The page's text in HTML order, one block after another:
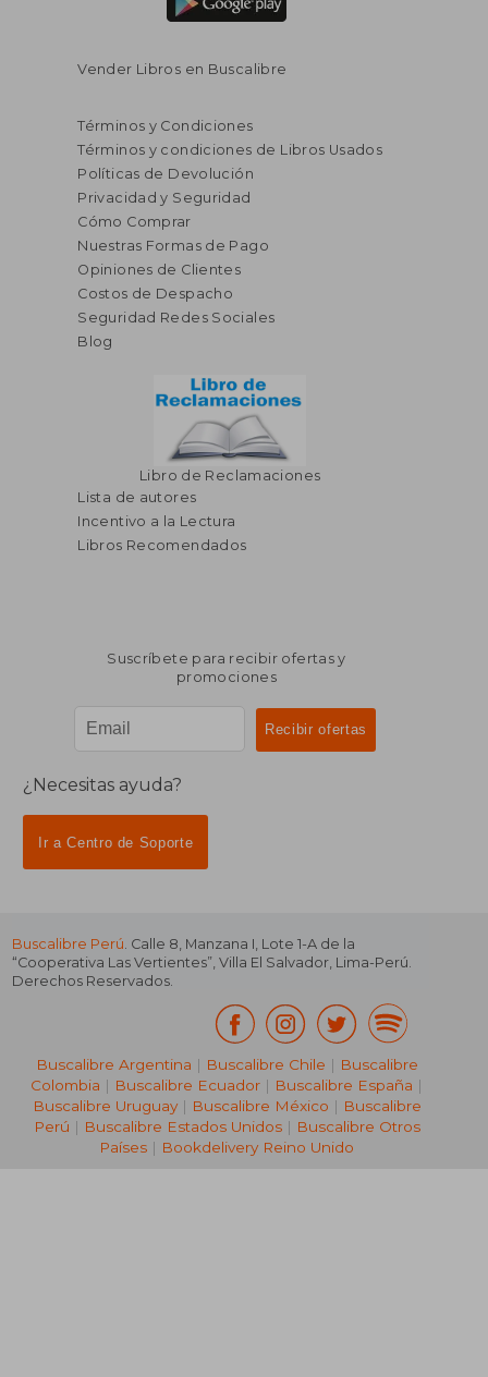
55%
dcto.
S/ 198,62
S/ 89,38
Vender Libros en Buscalibre
Términos y Condiciones
Términos y condiciones de Libros Usados
Políticas de Devolución
Privacidad y Seguridad
Cómo Comprar
Nuestras Formas de Pago
Opiniones de Clientes
Costos de Despacho
Seguridad Redes Sociales
Blog
Libro de Reclamaciones
Lista de autores
Incentivo a la Lectura
Libros Recomendados
Suscríbete para recibir ofertas y
promociones
¿Necesitas ayuda?
Ir a Centro de Soporte
Buscalibre Perú. Calle 8, Manzana I, Lote 1-A de la
“Cooperativa Las Vertientes”, Villa El Salvador, Lima-Perú.
Derechos Reservados.
Buscalibre Argentina | Buscalibre Chile | Buscalibre
Colombia | Buscalibre Ecuador | Buscalibre España |
Buscalibre Uruguay| Buscalibre México | Buscalibre
Perú | Buscalibre Estados Unidos| Buscalibre Otros
Países | Bookdelivery Reino Unido